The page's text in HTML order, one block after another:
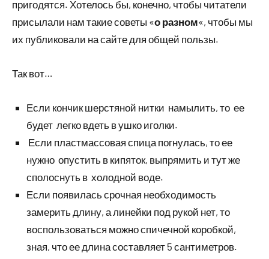
пригодятся. Хотелось бы, конечно, чтобы читатели
присылали нам такие советы «о разном«, чтобы мы
их публиковали на сайте для общей пользы.
Так вот…
Если кончик шерстяной нитки намылить, то ее
будет легко вдеть в ушко иголки.
Если пластмассовая спица погнулась, то ее
нужно опустить в кипяток, выпрямить и тут же
сполоснуть в холодной воде.
Если появилась срочная необходимость
замерить длину, а линейки под рукой нет, то
воспользоваться можно спичечной коробкой,
зная, что ее длина составляет 5 сантиметров.